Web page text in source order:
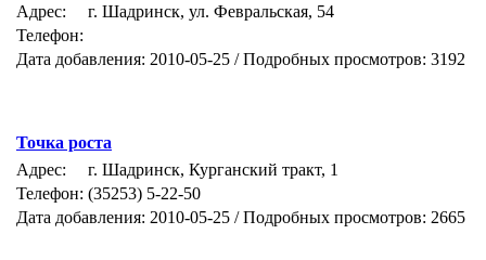
Адрес:
г. Шадринск, ул. Февральская, 54
Телефон:
Дата добавления: 2010-05-25 / Подробных просмотров: 3192
Точка роста
Адрес:
г. Шадринск, Курганский тракт, 1
Телефон: (35253) 5-22-50
Дата добавления: 2010-05-25 / Подробных просмотров: 2665